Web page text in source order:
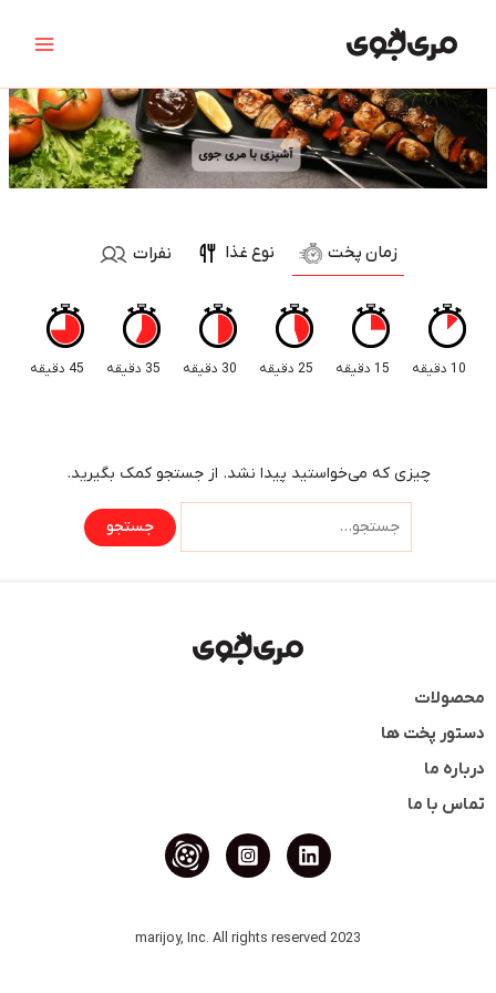
Menu
زمان پخت
10 دقیقه 15 دقیقه 25 دقیقه 30 دقیقه 35 دقیقه 45 دقیقه
نوع غذا نفرات
چیزی که می‌خواستید پیدا نشد. از جستجو کمک بگیرید.
برای:
محصولات
دستور پخت ها
درباره ما
تماس با ما
2023 marijoy, Inc. All rights reserved